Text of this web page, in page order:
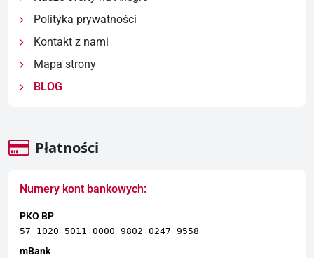
Polityka prywatności
Kontakt z nami
Mapa strony
BLOG
Płatności
Numery kont bankowych:
PKO BP
57 1020 5011 0000 9802 0247 9558
mBank